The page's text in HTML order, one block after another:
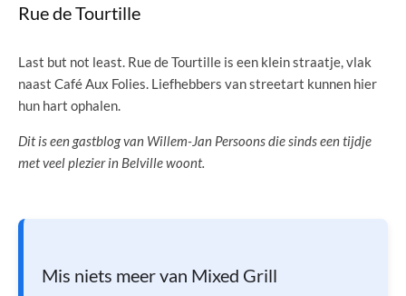
Rue de Tourtille
Last but not least. Rue de Tourtille is een klein straatje, vlak
naast Café Aux Folies. Liefhebbers van streetart kunnen hier
hun hart ophalen.
Dit is een gastblog van Willem-Jan Persoons die sinds een tijdje
met veel plezier in Belville woont.
Mis niets meer van Mixed Grill